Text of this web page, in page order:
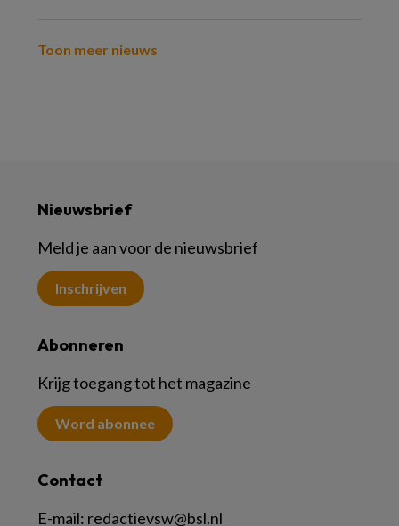
Toon meer nieuws
Nieuwsbrief
Meld je aan voor de nieuwsbrief
Inschrijven
Abonneren
Krijg toegang tot het magazine
Word abonnee
Contact
E-mail: redactievsw@bsl.nl